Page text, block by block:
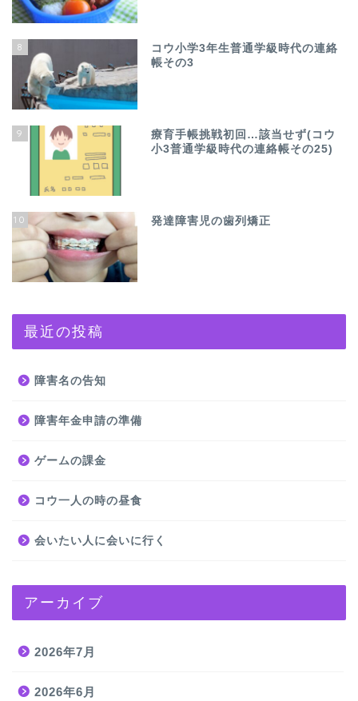
8
コウ小学3年生普通学級時代の連絡
帳その3
9
療育手帳挑戦初回…該当せず(コウ
小3普通学級時代の連絡帳その25)
10 発達障害児の歯列矯正
最近の投稿
障害名の告知
障害年金申請の準備
ゲームの課金
コウ一人の時の昼食
会いたい人に会いに行く
アーカイブ
2026年7月
2026年6月